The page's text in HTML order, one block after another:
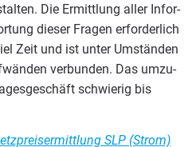
Die Ermitt­lung aller Infor­
die­ser Fra­gen erfor­der­lich
Zeit und ist unter Umstän­den
ver­bun­den. Das umzu­
schwie­rig bis
SLP (Strom)